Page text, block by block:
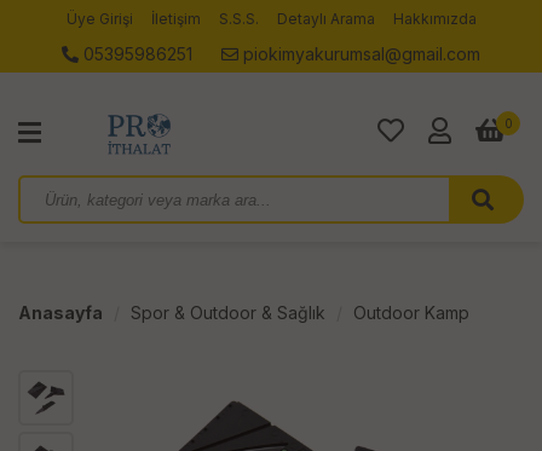
Üye Girişi İletişim S.S.S. Detaylı Arama Hakkımızda
05395986251 piokimyakurumsal@gmail.com
0
Anasayfa Spor & Outdoor & Sağlık Outdoor Kamp